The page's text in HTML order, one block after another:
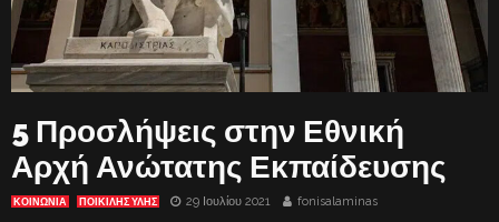
5 Προσλήψεις στην Εθνική
Αρχή Ανώτατης Εκπαίδευσης
ΚΟΙΝΩΝΙΑ ΠΟΙΚΙΛΗΣ ΥΛΗΣ 29 Ιουλίου 2021 fonisalaminas